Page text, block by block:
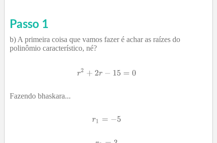
Passo 1
b) A primeira coisa que vamos fazer é achar as raízes do
polinômio característico, né?
Fazendo bhaskara...